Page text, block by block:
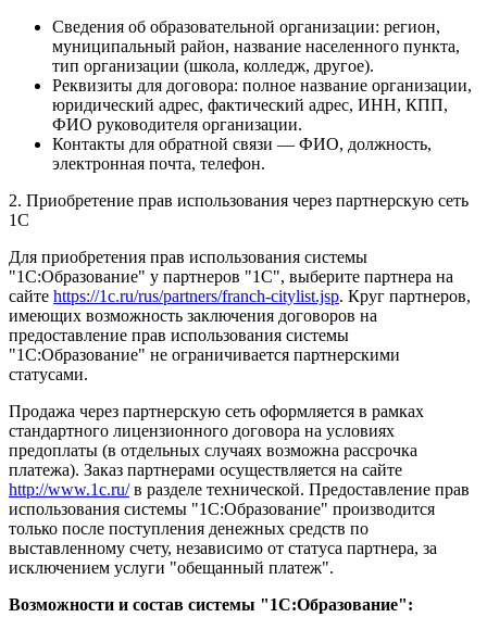
Сведения об образовательной организации: регион,
муниципальный район, название населенного пункта,
тип организации (школа, колледж, другое).
Реквизиты для договора: полное название организации,
юридический адрес, фактический адрес, ИНН, КПП,
ФИО руководителя организации.
Контакты для обратной связи — ФИО, должность,
электронная почта, телефон.
2. Приобретение прав использования через партнерскую сеть
1С
Для приобретения прав использования системы
"1С:Образование" у партнеров "1С", выберите партнера на
сайте https://1c.ru/rus/partners/franch-citylist.jsp. Круг партнеров,
имеющих возможность заключения договоров на
предоставление прав использования системы
"1С:Образование" не ограничивается партнерскими
статусами.
Продажа через партнерскую сеть оформляется в рамках
стандартного лицензионного договора на условиях
предоплаты (в отдельных случаях возможна рассрочка
платежа). Заказ партнерами осуществляется на сайте
http://www.1c.ru/в разделе технической. Предоставление прав
использования системы "1С:Образование" производится
только после поступления денежных средств по
выставленному счету, независимо от статуса партнера, за
исключением услуги "обещанный платеж".
Возможности и состав системы "1С:Образование":